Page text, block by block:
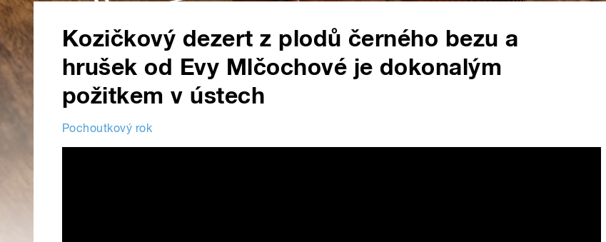
Kozičkový dezert z plodů černého bezu a
hrušek od Evy Mlčochové je dokonalým
požitkem v ústech
Pochoutkový rok